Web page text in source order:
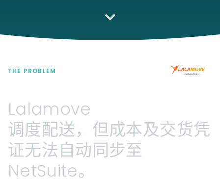
THE PROBLEM
Lalamove
调度配送，但成本及交货凭
证无法自动同步至
NetSuite。